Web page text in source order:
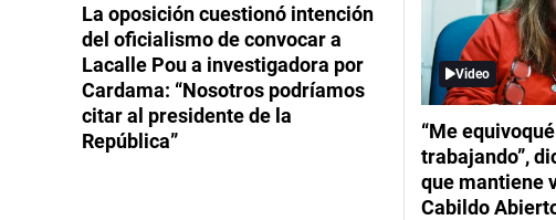
La oposición cuestionó intención
del oficialismo de convocar a
Lacalle Pou a investigadora por
Cardama: “Nosotros podríamos
citar al presidente de la
República”
Video
“Me
trabajando”,
que mantiene
Cabildo